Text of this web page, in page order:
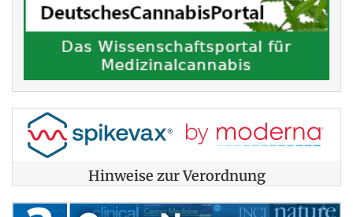
Hinweise zur Verordnung